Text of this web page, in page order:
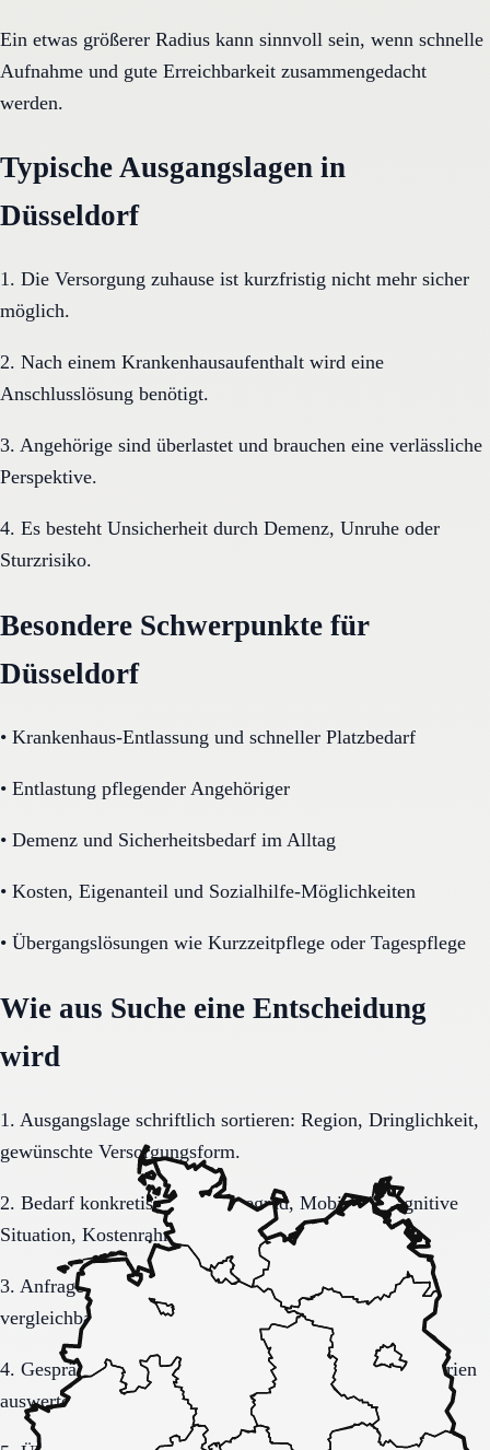
Ein etwas größerer Radius kann sinnvoll sein, wenn schnelle
Aufnahme und gute Erreichbarkeit zusammengedacht
werden.
Typische Ausgangslagen in
Düsseldorf
1. Die Versorgung zuhause ist kurzfristig nicht mehr sicher
möglich.
2. Nach einem Krankenhausaufenthalt wird eine
Anschlusslösung benötigt.
3. Angehörige sind überlastet und brauchen eine verlässliche
Perspektive.
4. Es besteht Unsicherheit durch Demenz, Unruhe oder
Sturzrisiko.
Besondere Schwerpunkte für
Düsseldorf
• Krankenhaus-Entlassung und schneller Platzbedarf
• Entlastung pflegender Angehöriger
• Demenz und Sicherheitsbedarf im Alltag
• Kosten, Eigenanteil und Sozialhilfe-Möglichkeiten
• Übergangslösungen wie Kurzzeitpflege oder Tagespflege
Wie aus Suche eine Entscheidung
wird
1. Ausgangslage schriftlich sortieren: Region, Dringlichkeit,
gewünschte Versorgungsform.
2. Bedarf konkretisieren: Pflegegrad, Mobilität, kognitive
Situation, Kostenrahmen.
3. Anfrage sauber formulieren, damit Rückmeldungen
vergleichbar bleiben.
4. Gespräche und Besichtigungen mit festen Muss-Kriterien
auswerten.